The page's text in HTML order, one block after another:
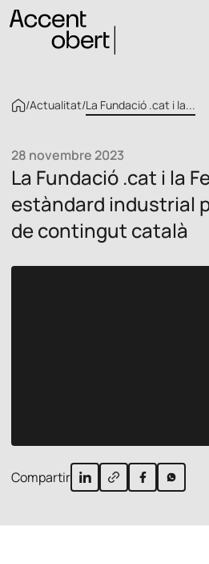
/Actualitat/La Fundació .cat i la...
28 novembre 2023
La Fundació .cat i la
estàndard industrial
de contingut català
Compartir